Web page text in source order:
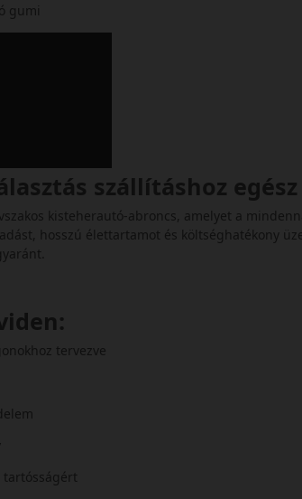
gumi
szállításhoz egész
kisteherautó-abroncs, amelyet a
hosszú élettartamot és költséghatékony
tervezve
tartósságért